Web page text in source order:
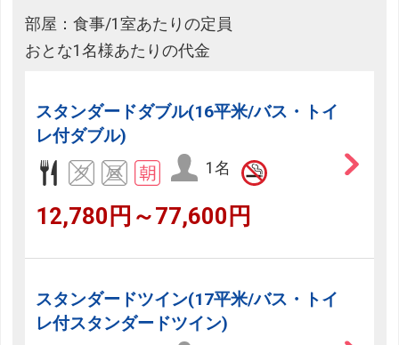
部屋：食事/1室あたりの定員
おとな1名様あたりの代金
スタンダードダブル(16平米/バス・トイ
レ付ダブル)
1名
12,780円～77,600円
スタンダードツイン(17平米/バス・トイ
レ付スタンダードツイン)